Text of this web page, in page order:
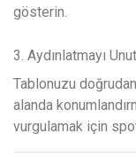
gösterin.
3. Aydınlatmayı
Tablonuzu doğrudan
alanda
vurgulamak için